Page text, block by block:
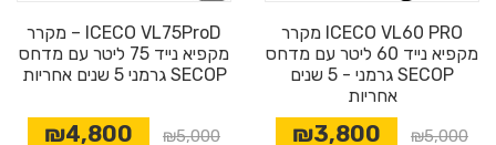
ICECO VL60 PRO מקרר
מקפיא נייד 60 ליטר עם מדחס
SECOP גרמני - 5 שנים
אחריות
₪5,000
₪3,800
ICECO VL75ProD – מקרר
מקפיא נייד 75 ליטר עם מדחס
SECOP גרמני 5 שנים אחריות
₪5,000
₪4,800